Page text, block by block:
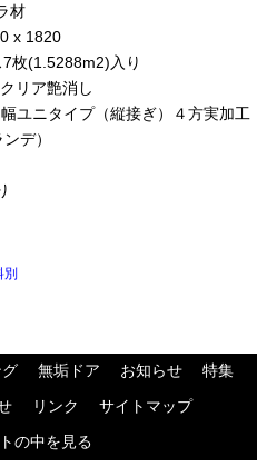
材
x 1820
7枚(1.5288m2)入り
リア艶消し
ユニタイプ（縦接ぎ）４方実加工
デ）
別
無垢ドア お知らせ
特集
リンク
サイトマップ
の中を見る